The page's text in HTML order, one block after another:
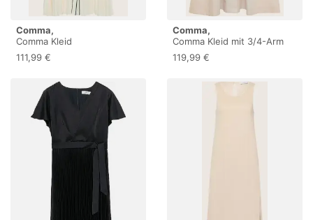
Comma,
Comma Kleid
111,99 €
Comma,
Comma Kleid mit 3/4-Arm
und Leinen
119,99 €